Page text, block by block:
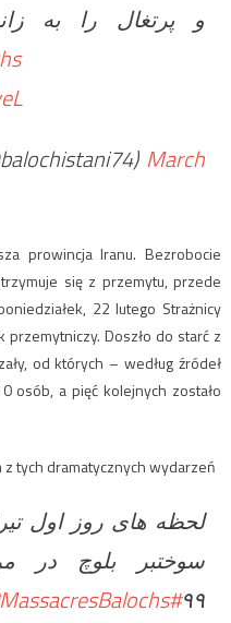
و پرتغال را به
March
prowincja Iranu. Bezrobocie
się z przemytu, przede
22 lutego Strażnicy
Doszło do starć z
od których – według źródeł
osób, a pięć kolejnych zostało
tych dramatycznych wydarzeń
لحظه های روز اول
سوختبر بلوچ در
٩٩#IRMassacresBalochs